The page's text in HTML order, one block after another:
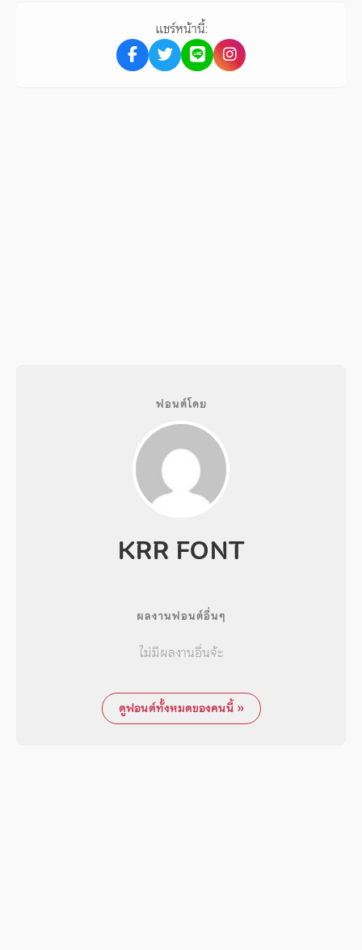
แชร์หน้านี้:
ฟอนต์โดย
KRR FONT
ผลงานฟอนต์อื่นๆ
ไม่มีผลงานอื่นจ้ะ
ดูฟอนต์ทั้งหมดของคนนี้ »